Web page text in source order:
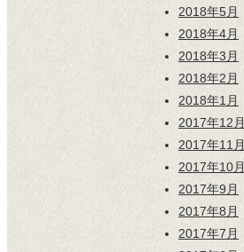
2018年5月
2018年4月
2018年3月
2018年2月
2018年1月
2017年12月
2017年11月
2017年10月
2017年9月
2017年8月
2017年7月